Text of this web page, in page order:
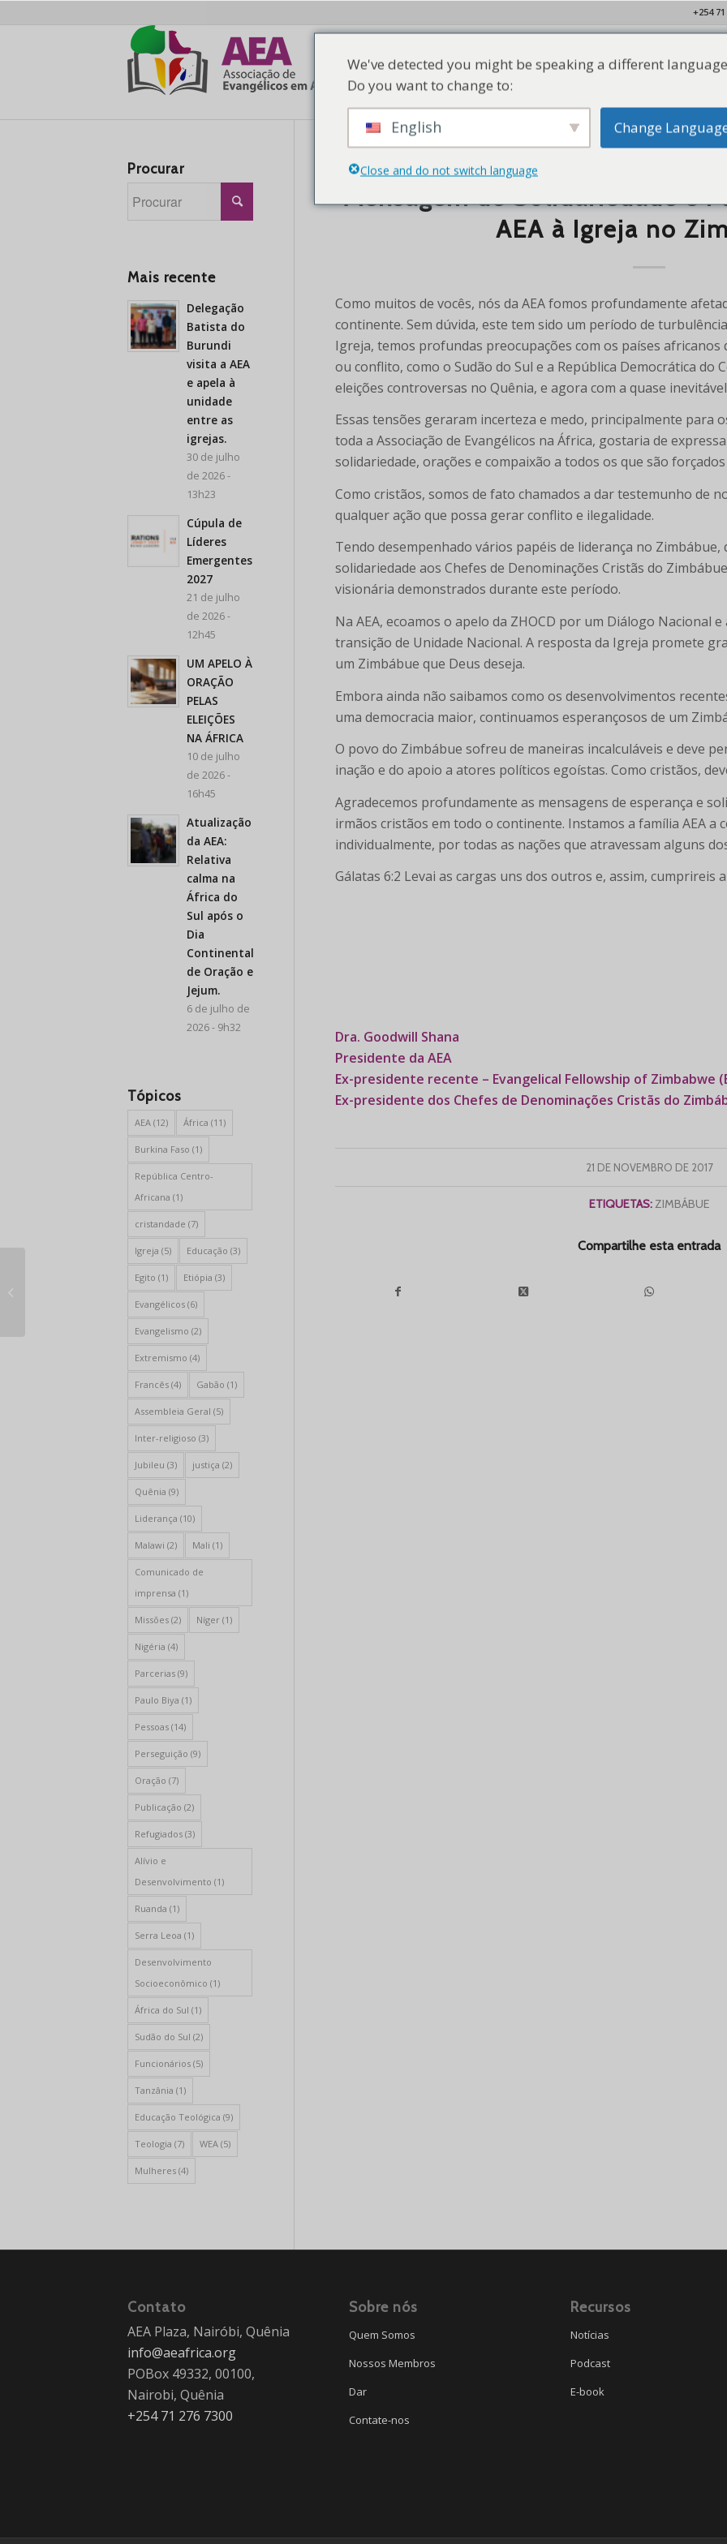
+254
Lar Quem Somos Nossos Membros Recursos
Mensagem de Solidariedade e
AEA à Igreja no
Como muitos de vocês, nós da AEA fomos profundamente
continente. Sem dúvida, este tem sido um período de
Igreja, temos profundas preocupações com os países
ou conflito, como o Sudão do Sul e a República Democrática do
eleições controversas no Quênia, e agora com a quase
Essas tensões geraram incerteza e medo, principalmente para
toda a Associação de Evangélicos na África, gostaria de
solidariedade, orações e compaixão a todos os que são
Como cristãos, somos de fato chamados a dar testemunho de
qualquer ação que possa gerar conflito e ilegalidade.
Tendo desempenhado vários papéis de liderança no
solidariedade aos Chefes de Denominações Cristãs do
visionária demonstrados durante este período.
Na AEA, ecoamos o apelo da ZHOCD por um Diálogo Nacional
transição de Unidade Nacional. A resposta da Igreja promete
um Zimbábue que Deus deseja.
Embora ainda não saibamos como os desenvolvimentos
uma democracia maior, continuamos esperançosos de um
O povo do Zimbábue sofreu de maneiras incalculáveis e deve
inação e do apoio a atores políticos egoístas. Como cristãos,
Agradecemos profundamente as mensagens de esperança e
irmãos cristãos em todo o continente. Instamos a família AEA
individualmente, por todas as nações que atravessam alguns
Gálatas 6:2 Levai as cargas uns dos outros e, assim, cumprireis
Dra. Goodwill Shana
Presidente da AEA
Ex-presidente recente – Evangelical Fellowship of Zimbabwe
Ex-presidente dos Chefes de Denominações Cristãs do
21 DE NOVEMBRO DE 2017
ETIQUETAS:ZIMBÁBUE
Compartilhe esta entrada
Procurar
Mais recente
Delegação
Batista do
Burundi
visita a AEA
e apela à
unidade
entre as
igrejas.
30 de julho
de 2026 -
13h23
Cúpula de
Líderes
Emergentes
2027
21 de julho
de 2026 -
12h45
UM APELO À
ORAÇÃO
PELAS
ELEIÇÕES
NA ÁFRICA
10 de julho
de 2026 -
16h45
Atualização
da AEA:
Relativa
calma na
África do
Sul após o
Dia
Continental
de Oração e
Jejum.
6 de julho de
2026 - 9h32
Tópicos
AEA (12) África (11)
Burkina Faso (1)
República Centro-
Africana (1)
cristandade (7)
Igreja (5) Educação (3)
Egito (1) Etiópia (3)
Evangélicos (6)
Evangelismo (2)
Extremismo (4)
Francês (4) Gabão (1)
Assembleia Geral (5)
Inter-religioso (3)
Jubileu (3) justiça (2)
Quênia (9)
Liderança (10)
Malawi (2) Mali (1)
Comunicado de
imprensa (1)
Missões (2) Níger (1)
Nigéria (4)
Parcerias (9)
Paulo Biya (1)
Pessoas (14)
Perseguição (9)
Oração (7)
Publicação (2)
Refugiados (3)
Alívio e
Desenvolvimento (1)
Ruanda (1)
Serra Leoa (1)
Desenvolvimento
Socioeconômico (1)
África do Sul (1)
Sudão do Sul (2)
Funcionários (5)
Tanzânia (1)
Educação Teológica (9)
Teologia (7) WEA (5)
Mulheres (4)
Contato
AEA Plaza, Nairóbi, Quênia
info@aeafrica.org
POBox 49332, 00100,
Nairobi, Quênia
+254 71 276 7300
Sobre nós
Quem Somos
Nossos Membros
Dar
Contate-nos
Recursos
Notícias
Podcast
E-book
Os dirigentes da Igreja recorrem à
restrição após a decisão...
We've detected you might be speaking a different
Do you want to change to:
English Change
Close and do not switch language